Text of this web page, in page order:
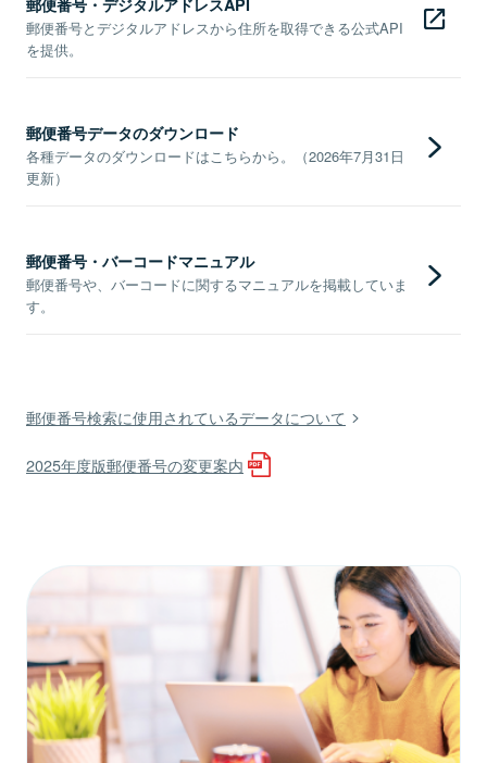
郵便番号・デジタルアドレスAPI
郵便番号とデジタルアドレスから住所を取得できる公式API
を提供。
郵便番号データのダウンロード
各種データのダウンロードはこちらから。（2026年7月31日
更新）
郵便番号・バーコードマニュアル
郵便番号や、バーコードに関するマニュアルを掲載していま
す。
郵便番号検索に使用されているデータについて
2025年度版郵便番号の変更案内